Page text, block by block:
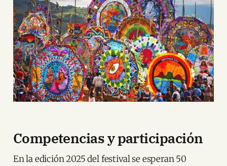
Competencias y participación
En la edición 2025 del festival se esperan 50